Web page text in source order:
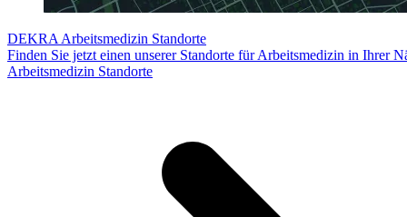
DEKRA Arbeitsmedizin Standorte
Finden Sie jetzt einen unserer Standorte für Arbeitsmedizin in Ihrer
Arbeitsmedizin Standorte